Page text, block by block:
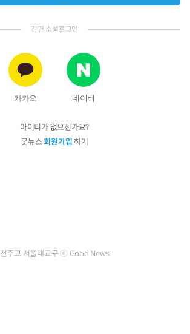
간편 소셜로그인
카카오 네이버
아이디가 없으신가요?
굿뉴스회원가입하기
천주교 서울대교구 ⓒ Good News